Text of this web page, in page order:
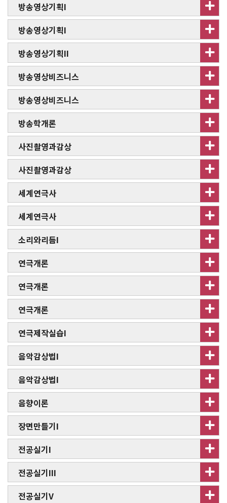
방송영상기획I
방송영상기획I
방송영상기획II
방송영상비즈니스
방송영상비즈니스
방송학개론
사진촬영과감상
사진촬영과감상
세계연극사
세계연극사
소리와리듬I
연극개론
연극개론
연극개론
연극제작실습I
음악감상법I
음악감상법I
음향이론
장면만들기I
전공실기I
전공실기III
전공실기V